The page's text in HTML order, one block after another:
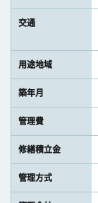
交通
用途地域
築年月
管理費
修繕積立金
管理方式